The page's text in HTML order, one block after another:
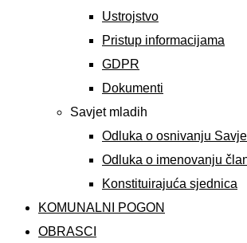
Ustrojstvo
Pristup informacijama
GDPR
Dokumenti
Savjet mladih
Odluka o osnivanju
Odluka o imenovanju
Konstituirajuća sjednica
KOMUNALNI POGON
OBRASCI